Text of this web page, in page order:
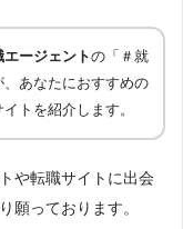
ージェントの「＃就
あなたにおすすめの
トを紹介します。
や転職サイトに出会
願っております。